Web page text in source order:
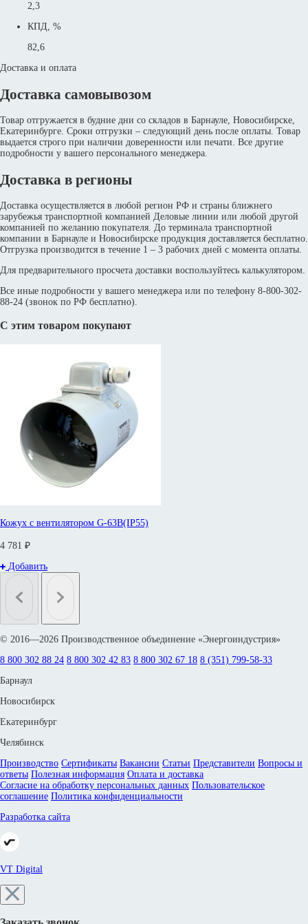
2,3
КПД, %
82,6
Доставка и оплата
Доставка самовывозом
Товар отгружается в будние дни со складов в Барнауле, Новосибирске,
Екатеринбурге. Сроки отгрузки – следующий день после оплаты. Товар
выдается строго при наличии доверенности или печати. Все другие
подробности у вашего персонального менеджера.
Доставка в регионы
Доставка осуществляется в любой регион РФ и страны ближнего
зарубежья транспортной компанией Деловые линии или любой другой
компанией по желанию покупателя. До терминала транспортной
компании в Барнауле и Новосибирске продукция доставляется бесплатно.
Отгрузка производится в течение 1 – 3 рабочих дней с момента оплаты.
Для предварительного просчета доставки воспользуйтесь калькулятором.
Все иные подробности у вашего менеджера или по телефону 8-800-302-
88-24 (звонок по РФ бесплатно).
С этим товаром покупают
Кожух с вентилятором G-63B(IP55)
4 781 ₽
Добавить
© 2016—2026 Производственное объединение «Энергоиндустрия»
8 800 302 88 24 8 800 302 42 83 8 800 302 67 18 8 (351) 799-58-33
Барнаул
Новосибирск
Екатеринбург
Челябинск
Производство Сертификаты Вакансии Статьи Представители Вопросы и
ответы Полезная информация Оплата и доставка
Согласие на обработку персональных данных Пользовательское
соглашение Политика конфиденциальности
Разработка сайта
VT Digital